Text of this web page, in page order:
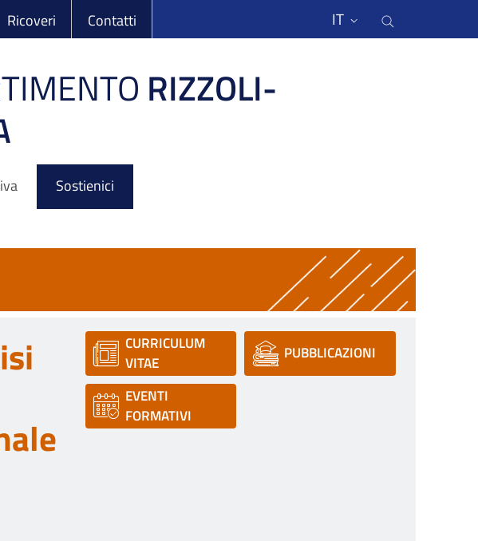
Ricoveri Contatti IT
RIZZOLI-
Sostienici
CURRICULUM
VITAE
PUBBLICAZIONI
EVENTI
FORMATIVI